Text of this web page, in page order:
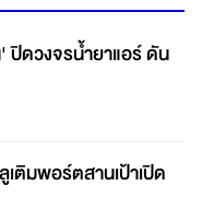
ดวงจรน้ำยาแอร์ ดัน
เติมพอร์ตสานเป้าเปิด